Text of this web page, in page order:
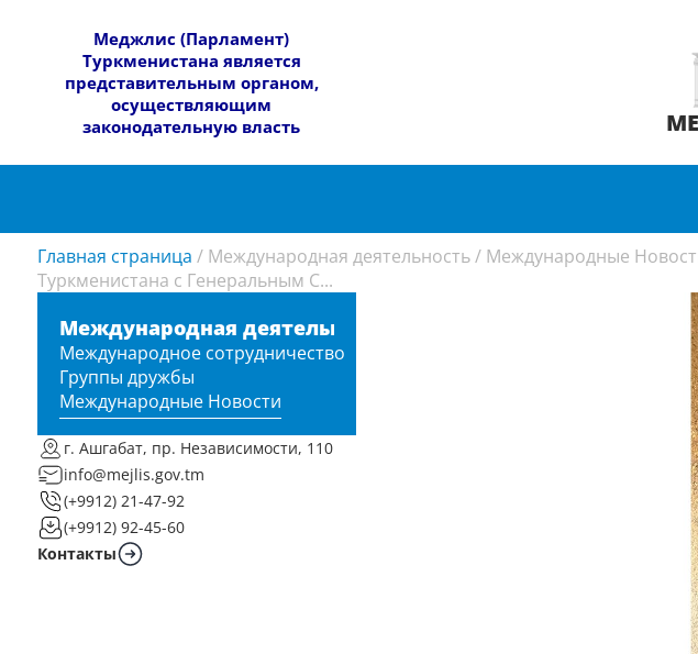
​Меджлис (Парламент)
Туркменистана является
представительным органом,
осуществляющим
законодательную власть
Главная страница / Международная деятельность / Международные
Туркменистана с Генеральным С...
Международная деятельность
Международное сотрудничество
Группы дружбы
Международные Новости
г. Ашгабат, пр. Независимости, 110
info@mejlis.gov.tm
(+9912) 21-47-92
(+9912) 92-45-60
Контакты